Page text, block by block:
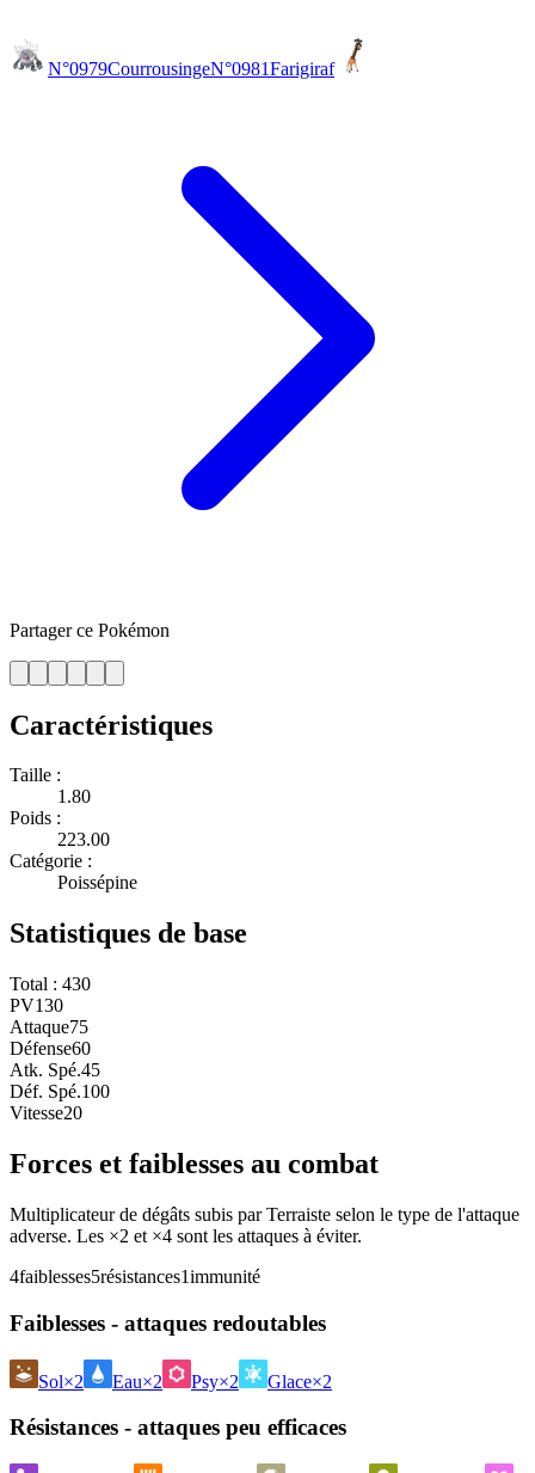
N°0979CourrousingeN°0981Farigiraf
Partager ce Pokémon
Caractéristiques
Taille :
1.80
Poids :
223.00
Catégorie :
Poissépine
Statistiques de base
Total : 430
PV130
Attaque75
Défense60
Atk. Spé.45
Déf. Spé.100
Vitesse20
Forces et faiblesses au combat
Multiplicateur de dégâts subis par Terraiste selon le type de l'attaque
adverse. Les ×2 et ×4 sont les attaques à éviter.
4faiblesses5résistances1immunité
Faiblesses - attaques redoutables
Sol×2 Eau×2 Psy×2 Glace×2
Résistances - attaques peu efficaces